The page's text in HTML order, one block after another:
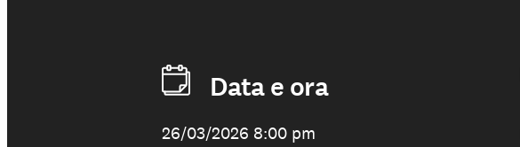
Data e ora
26/03/2026 8:00 pm